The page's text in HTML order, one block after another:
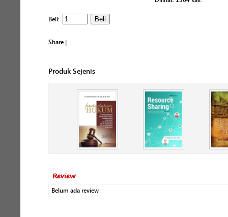
Beli:
Share |
Produk Sejenis
Review
Belum ada review